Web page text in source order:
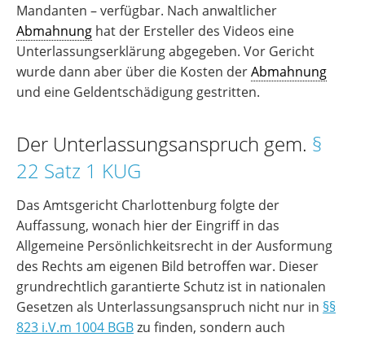
Mandanten – verfügbar. Nach anwaltlicher
Abmahnung hat der Ersteller des Videos eine
Unterlassungserklärung abgegeben. Vor Gericht
wurde dann aber über die Kosten derAbmahnung
und eine Geldentschädigung gestritten.
Der Unterlassungsanspruch gem. §
22 Satz 1 KUG
Das Amtsgericht Charlottenburg folgte der
Auffassung, wonach hier der Eingriff in das
Allgemeine Persönlichkeitsrecht in der Ausformung
des Rechts am eigenen Bild betroffen war. Dieser
grundrechtlich garantierte Schutz ist in nationalen
Gesetzen als Unterlassungsanspruch nicht nur in §§
823 i.V.m 1004 BGBzu finden, sondern auch